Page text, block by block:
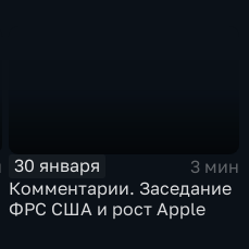
30 января
3 мин
Комментарии. Заседание
ФРС США и рост Apple